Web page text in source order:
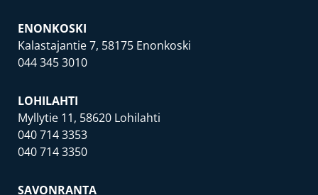
ENONKOSKI
Kalastajantie 7, 58175 Enonkoski
044 345 3010
LOHILAHTI
Myllytie 11, 58620 Lohilahti
040 714 3353
040 714 3350
SAVONRANTA